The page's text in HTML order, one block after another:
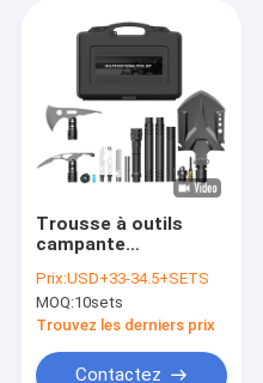
Trousse à outils
campante
trousse à outils de
conceptions
d'aventure
Prix:USD+33-34.5+SETS
MOQ:10sets
Trouvez les derniers prix
Contactez